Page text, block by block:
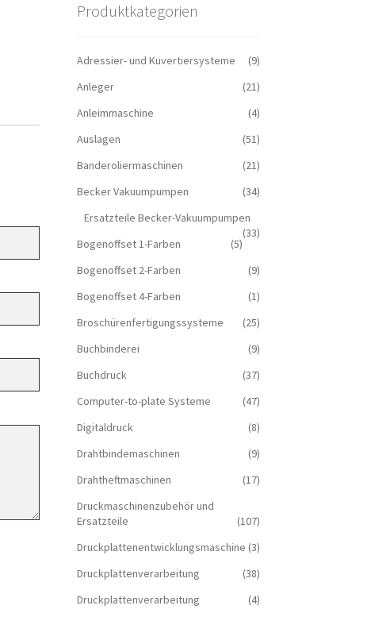
Produktkategorien
Adressier- und Kuvertiersysteme
(9)
Anleger
(21)
Anleimmaschine
(4)
Auslagen
(51)
Banderoliermaschinen
(21)
Becker Vakuumpumpen
(34)
Ersatzteile Becker-Vakuumpumpen
(33)
Bogenoffset 1-Farben
(5)
Bogenoffset 2-Farben
(9)
Bogenoffset 4-Farben
(1)
Broschürenfertigungssysteme
(25)
Buchbinderei
(9)
Buchdruck
(37)
Computer-to-plate Systeme
(47)
Digitaldruck
(8)
Drahtbindemaschinen
(9)
Drahtheftmaschinen
(17)
Druckmaschinenzubehör und
Ersatzteile
(107)
Druckplattenentwicklungsmaschine (3)
Druckplattenverarbeitung
(38)
Druckplattenverarbeitung
(4)